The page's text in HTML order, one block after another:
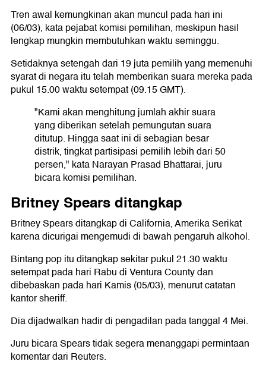
Tren awal kemungkinan akan muncul pada hari ini
(06/03), kata pejabat komisi pemilihan, meskipun hasil
lengkap mungkin membutuhkan waktu seminggu.
Setidaknya setengah dari 19 juta pemilih yang memenuhi
syarat di negara itu telah memberikan suara mereka pada
pukul 15.00 waktu setempat (09.15 GMT).
"Kami akan menghitung jumlah akhir suara
yang diberikan setelah pemungutan suara
ditutup. Hingga saat ini di sebagian besar
distrik, tingkat partisipasi pemilih lebih dari 50
persen," kata Narayan Prasad Bhattarai, juru
bicara komisi pemilihan.
Britney Spears ditangkap
Britney Spears ditangkap di California, Amerika Serikat
karena dicurigai mengemudi di bawah pengaruh alkohol.
Bintang pop itu ditangkap sekitar pukul 21.30 waktu
setempat pada hari Rabu di Ventura County dan
dibebaskan pada hari Kamis (05/03), menurut catatan
kantor sheriff.
Dia dijadwalkan hadir di pengadilan pada tanggal 4 Mei.
Juru bicara Spears tidak segera menanggapi permintaan
komentar dari Reuters.